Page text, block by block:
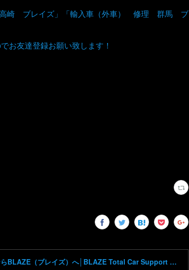
崎 ブレイズ」「輸入車（外車） 修理 群馬 ブ
お友達登録お願い致します！
高崎で輸入車修理 中古車売買 コーディングならBLAZE（ブレイズ）へ│BLAZE Total Car Support & Modify in Takasaki Gunma